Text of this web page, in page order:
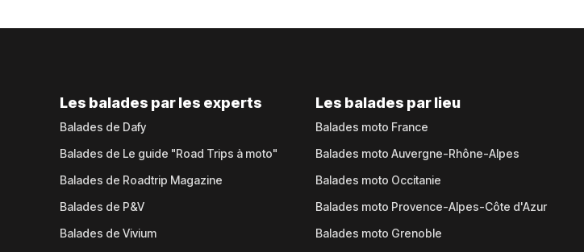
Les balades par les experts
Balades de Dafy
Balades de Le guide "Road Trips à moto"
Balades de Roadtrip Magazine
Balades de P&V
Balades de Vivium
Les balades par lieu
Balades moto France
Balades moto Auvergne-Rhône-Alpes
Balades moto Occitanie
Balades moto Provence-Alpes-Côte d'Azur
Balades moto Grenoble